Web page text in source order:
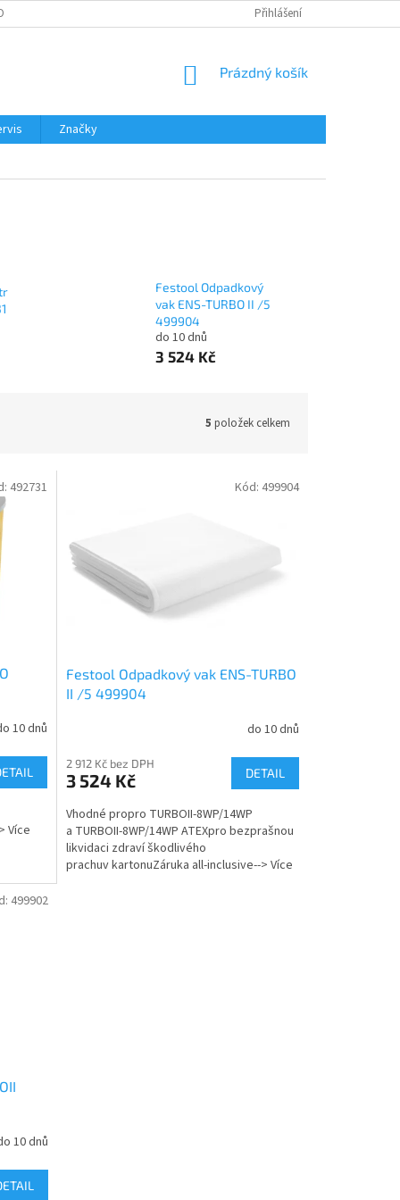
ÚDAJŮ Přihlášení
NÁKUPNÍ
Prázdný košík
Značky
Festool Odpadkový
vak ENS-TURBO II /5
499904
do 10 dnů
3 524 Kč
5 položek celkem
10 dnů
Více
492731
Festool Odpadkový vak ENS-TURBO
II /5 499904
do 10 dnů
2 912 Kč bez DPH
3 524 Kč DETAIL
Vhodné propro TURBOII-8WP/14WP
a TURBOII-8WP/14WP ATEXpro bezprašnou
likvidaci zdraví škodlivého
prachuv kartonuZáruka all-inclusive--> Více
Kód: 499904
10 dnů
499902